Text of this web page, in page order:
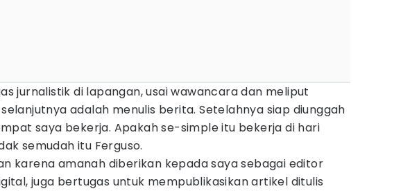
jurnalistik di lapangan, usai wawancara dan meliput
adalah menulis berita. Setelahnya siap diunggah
saya bekerja. Apakah se-simple itu bekerja di hari
semudah itu Ferguso.
karena amanah diberikan kepada saya sebagai editor
juga bertugas untuk mempublikasikan artikel ditulis